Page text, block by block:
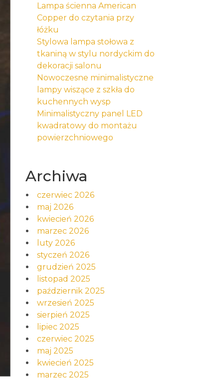
Lampa ścienna American
Copper do czytania przy
łóżku
Stylowa lampa stołowa z
tkaniną w stylu nordyckim do
dekoracji salonu
Nowoczesne minimalistyczne
lampy wiszące z szkła do
kuchennych wysp
Minimalistyczny panel LED
kwadratowy do montażu
powierzchniowego
Archiwa
czerwiec 2026
maj 2026
kwiecień 2026
marzec 2026
luty 2026
styczeń 2026
grudzień 2025
listopad 2025
październik 2025
wrzesień 2025
sierpień 2025
lipiec 2025
czerwiec 2025
maj 2025
kwiecień 2025
marzec 2025